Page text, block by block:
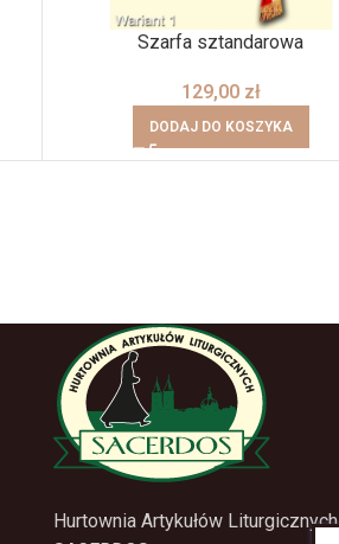
Szarfa sztandarowa
129,00 zł
DODAJ DO KOSZYKA
Hurtownia Artykułów Liturgicznych